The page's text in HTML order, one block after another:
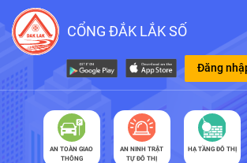
CỔNG ĐẮK LẮK SỐ
Đăng
AN TOÀN GIAO
THÔNG
AN NINH TRẬT
TỰ ĐÔ THỊ
HẠ TẦNG ĐÔ THỊ